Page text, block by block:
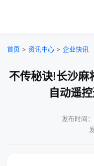
首页 > 资讯中心 > 企业快讯
不传秘诀!长沙麻
自动遥
发布时间